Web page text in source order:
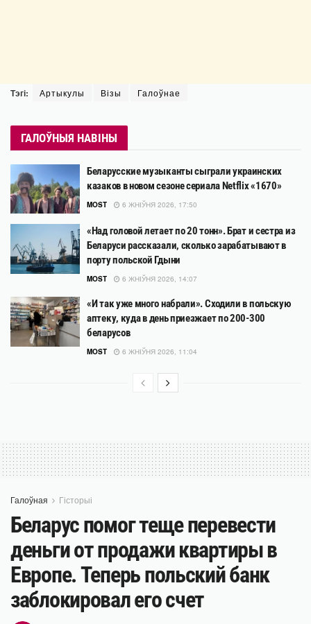
Тэгі: Артыкулы Візы Галоўнае
ГАЛОЎНЫЯ НАВІНЫ
Беларусские музыканты сыграли украинских
казаков в новом сезоне сериала Netflix «1670»
MOST 6 ЖНІЎНЯ 2026, 17:50
«Над головой летает по 20 тонн». Брат и сестра из
Беларуси рассказали, сколько зарабатывают в
порту польской Гдыни
MOST 6 ЖНІЎНЯ 2026, 14:07
«И так уже много набрали». Сходили в польскую
аптеку, куда в день приезжает по 200-300
беларусов
MOST 6 ЖНІЎНЯ 2026, 11:04
Галоўная Гісторыі
Беларус помог теще перевести
деньги от продажи квартиры в
Европе. Теперь польский банк
заблокировал его счет